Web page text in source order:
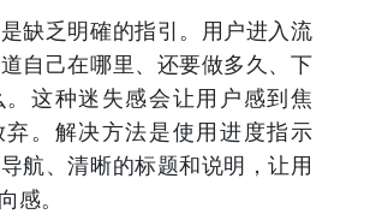
缺乏明確的指引。用户进入流
自己在哪里、还要做多久、下
这种迷失感会让用户感到焦
弃。解决方法是使用进度指示
航、清晰的标题和说明，让用
感。